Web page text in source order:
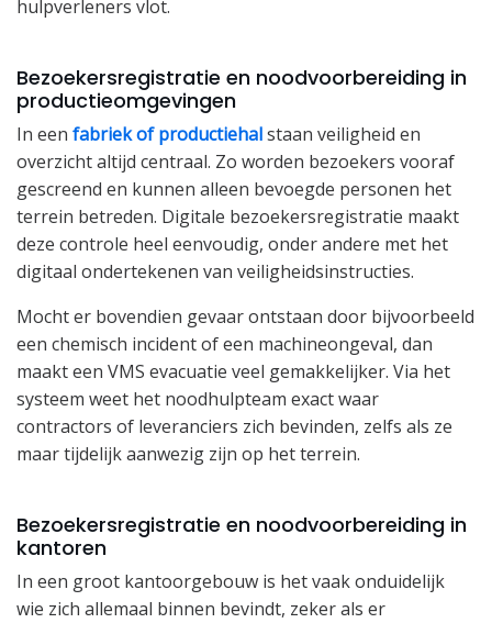
hulpverleners vlot.
Bezoekersregistratie en noodvoorbereiding in
productieomgevingen
In een fabriek of productiehalstaan veiligheid en
overzicht altijd centraal. Zo worden bezoekers vooraf
gescreend en kunnen alleen bevoegde personen het
terrein betreden. Digitale bezoekersregistratie maakt
deze controle heel eenvoudig, onder andere met het
digitaal ondertekenen van veiligheidsinstructies.
Mocht er bovendien gevaar ontstaan door bijvoorbeeld
een chemisch incident of een machineongeval, dan
maakt een VMS evacuatie veel gemakkelijker. Via het
systeem weet het noodhulpteam exact waar
contractors of leveranciers zich bevinden, zelfs als ze
maar tijdelijk aanwezig zijn op het terrein.
Bezoekersregistratie en noodvoorbereiding in
kantoren
In een groot kantoorgebouw is het vaak onduidelijk
wie zich allemaal binnen bevindt, zeker als er